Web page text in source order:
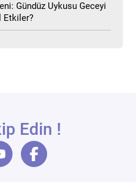
Gündüz Uykusu Geceyi
Etkiler?
Edin !